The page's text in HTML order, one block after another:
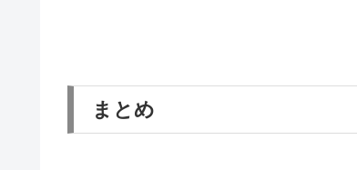
まとめ